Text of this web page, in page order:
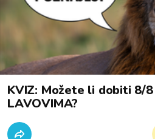
KVIZ: Možete li dobiti 8/
LAVOVIMA?